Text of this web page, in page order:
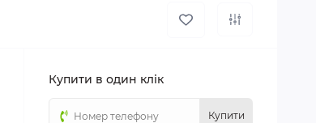
Купити в один клік
Купити